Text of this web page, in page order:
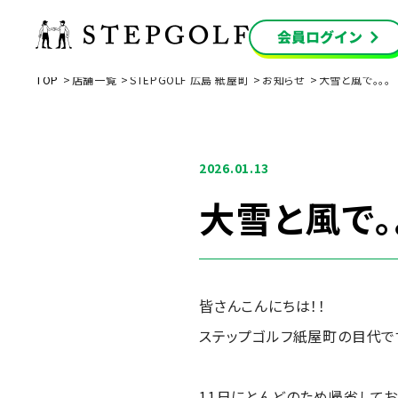
TOP 店舗一覧 STEPGOLF 広島 紙屋町 お知らせ 大雪と風で。。。
2026.01.13
大雪と風で。
皆さんこんにちは！！
ステップゴルフ紙屋町の目代で